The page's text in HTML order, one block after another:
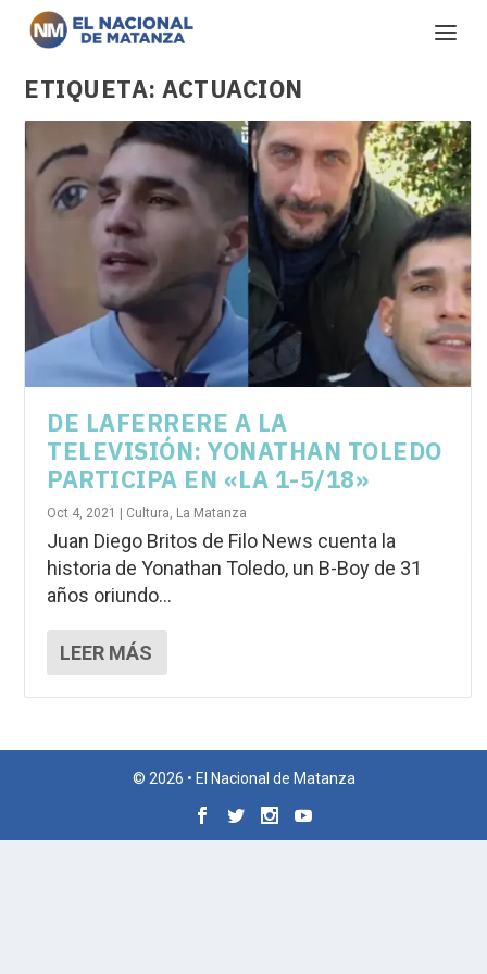
ETIQUETA:ACTUACION
DE LAFERRERE A LA
TELEVISIÓN: YONATHAN TOLEDO
PARTICIPA EN «LA 1-5/18»
Oct 4, 2021 Cultura, La Matanza
Juan Diego Britos de Filo News cuenta la
historia de Yonathan Toledo, un B-Boy de 31
años oriundo...
LEER MÁS
© 2026 • El Nacional de Matanza